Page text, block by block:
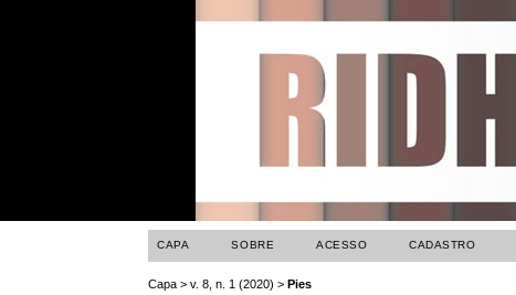
CAPA SOBRE ACESSO CADASTRO
Capa >v. 8, n. 1 (2020) >Pies